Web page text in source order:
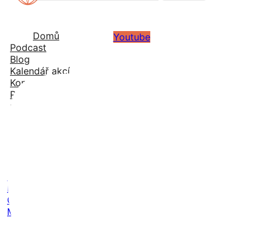
Youtube
Domů
Podcast
Blog
Kalendář akcí
Komunita
Pro firmy
O nás
Pro firmy
O nás
Masterclass